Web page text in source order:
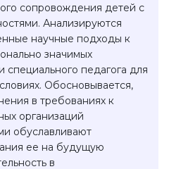
сопровождения детей с
Анализируются
научные подходы к
значимых
педагога для
Обосновывается,
в требованиях к
организаций
обуславливают
ее на будущую
в